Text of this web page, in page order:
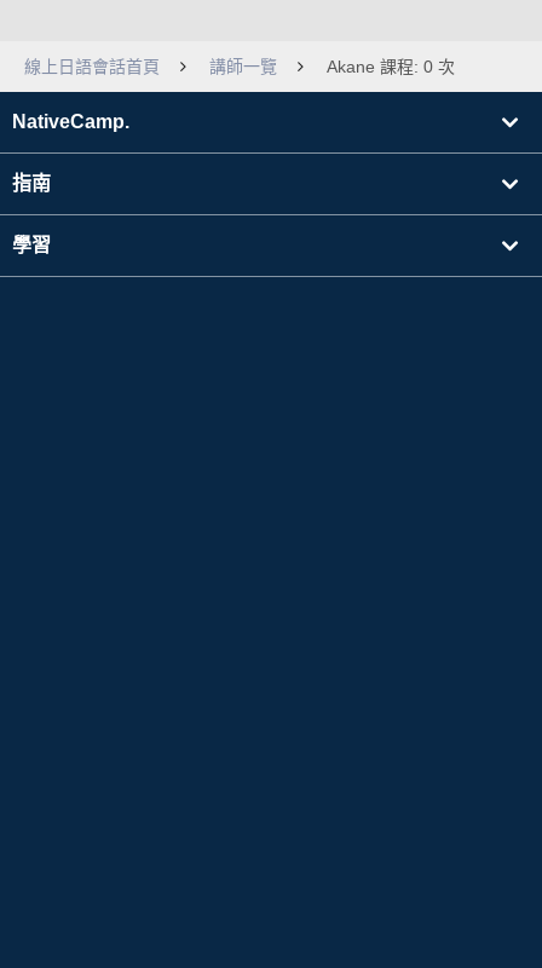
線上日語會話首頁 講師一覽 Akane 課程: 0 次
NativeCamp.
指南
學習